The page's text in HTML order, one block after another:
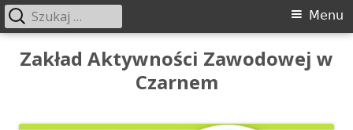
Przeskocz
Zakład Aktywności Zawodowej w
Czarnem
Menu
główne
Menu
Szukaj: